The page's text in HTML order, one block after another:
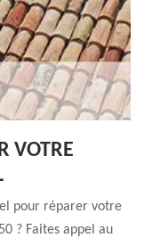
VOTRE
pour réparer votre
? Faites appel au